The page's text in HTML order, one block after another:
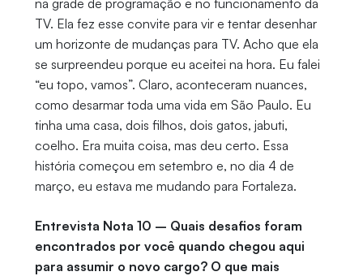
na grade de programação e no funcionamento da
TV. Ela fez esse convite para vir e tentar desenhar
um horizonte de mudanças para TV. Acho que ela
se surpreendeu porque eu aceitei na hora. Eu falei
“eu topo, vamos”. Claro, aconteceram nuances,
como desarmar toda uma vida em São Paulo. Eu
tinha uma casa, dois filhos, dois gatos, jabuti,
coelho. Era muita coisa, mas deu certo. Essa
história começou em setembro e, no dia 4 de
março, eu estava me mudando para Fortaleza.
Entrevista Nota 10 – Quais desafios foram
encontrados por você quando chegou aqui
para assumir o novo cargo? O que mais